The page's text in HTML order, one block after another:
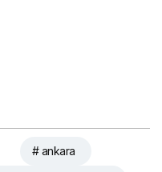
# ankara